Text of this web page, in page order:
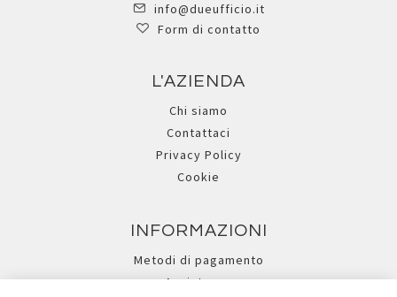
info@dueufficio.it
Form di contatto
L'AZIENDA
Chi siamo
Contattaci
Privacy Policy
Cookie
INFORMAZIONI
Metodi di pagamento
Assistenza